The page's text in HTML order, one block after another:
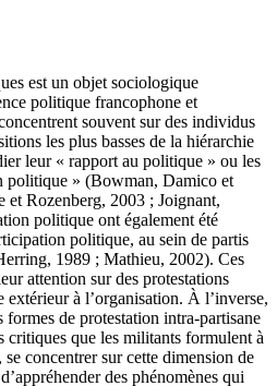
est un objet sociologique
politique francophone et
souvent sur des individus
les plus basses de la hiérarchie
leur « rapport au politique » ou les
politique » (Bowman, Damico et
Rozenberg, 2003 ; Joignant,
politique ont également été
politique, au sein de partis
1989 ; Mathieu, 2002). Ces
attention sur des protestations
extérieur à l’organisation. À l’inverse,
de protestation intra-partisane
critiques que les militants formulent à
concentrer sur cette dimension de
des phénomènes qui